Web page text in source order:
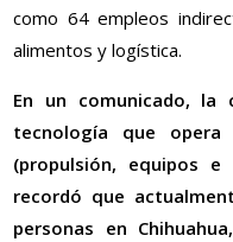
como 64 empleos
alimentos y logística.
En un comunicado, la
tecnología que
(propulsión, equipos
recordó que
personas en